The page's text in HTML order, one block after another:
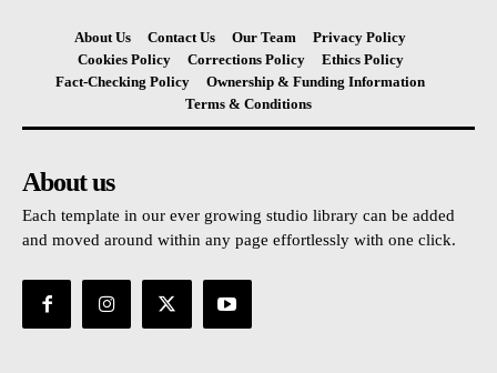
About Us Contact Us Our Team
Privacy Policy
Cookies Policy
Corrections Policy
Ethics Policy
Fact-Checking Policy
Ownership & Funding Information
Terms & Conditions
About us
Each template in our ever growing studio library can be added
and moved around within any page effortlessly with one click.